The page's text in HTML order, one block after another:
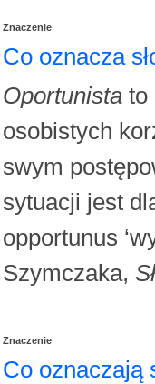
Znaczenie
Co oznacza
Oportunista to
osobistych
swym
sytuacji jest
opportunus
Szymczaka,
Znaczenie
Co oznaczają